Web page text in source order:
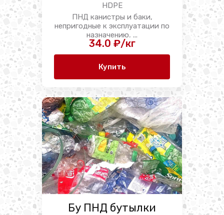
HDPE
ПНД канистры и баки,
непригодные к эксплуатации по
назначению, ...
34.0 ₽/кг
Купить
Бу ПНД бутылки